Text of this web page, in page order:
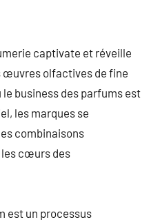
captivate et réveille
œuvres olfactives de fine
business des parfums est
les marques se
combinaisons
les cœurs des
est un processus